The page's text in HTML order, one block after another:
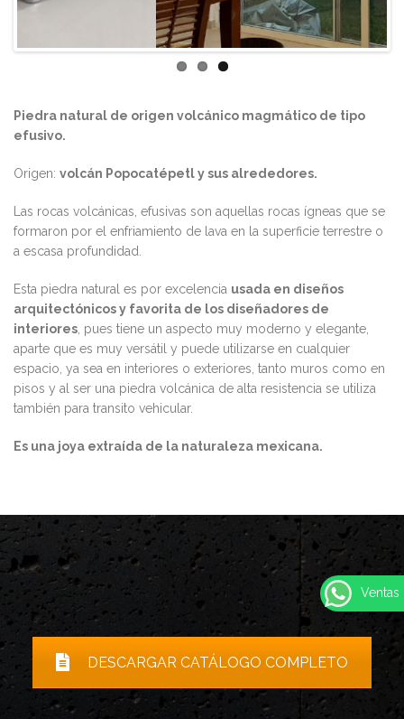
Piedra natural de origen volcánico magmático de tipo
efusivo.
Origen: volcán Popocatépetl y sus alrededores.
Las rocas volcánicas, efusivas son aquellas rocas ígneas que se
formaron por el enfriamiento de lava en la superficie terrestre o
a escasa profundidad.
Esta piedra natural es por excelencia usada en diseños
arquitectónicos y favorita de los diseñadores de
interiores , pues tiene un aspecto muy moderno y elegante,
aparte que es muy versátil y puede utilizarse en cualquier
espacio, ya sea en interiores o exteriores, tanto muros como en
pisos y al ser una piedra volcánica de alta resistencia se utiliza
también para transito vehicular.
Es una joya extraída de la naturaleza mexicana.
DESCARGAR CATÁLOGO COMPLETO
Ventas